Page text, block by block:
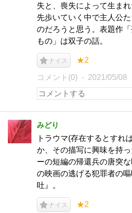
失と、喪失によって生ま
先歩いていく中で主人公
のだろうと思う。表題作
もの」は双子の話。
ナイス ★2
コメント(0) 2021/05/08
みどり
トラウマ(存在するとすれ
か、その描写に興味を持
ーの短編の帰還兵の唐突
の映画の逃げる犯罪者の
吐』。
ナイス ★2